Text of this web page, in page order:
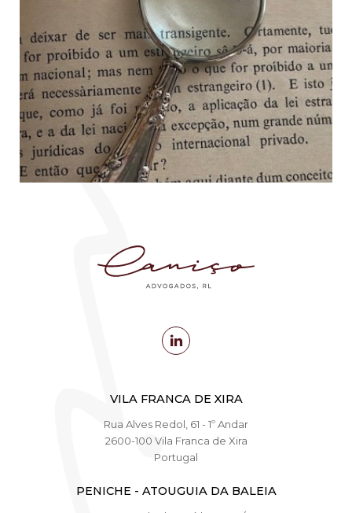
VILA FRANCA DE XIRA
Rua Alves Redol, 61 - 1º Andar
2600-100 Vila Franca de Xira
Portugal
PENICHE - ATOUGUIA DA BALEIA